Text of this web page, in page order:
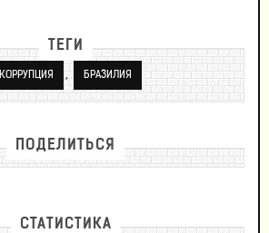
ТЕГИ
КОРРУПЦИЯ , БРАЗИЛИЯ
ПОДЕЛИТЬСЯ
СТАТИСТИКА